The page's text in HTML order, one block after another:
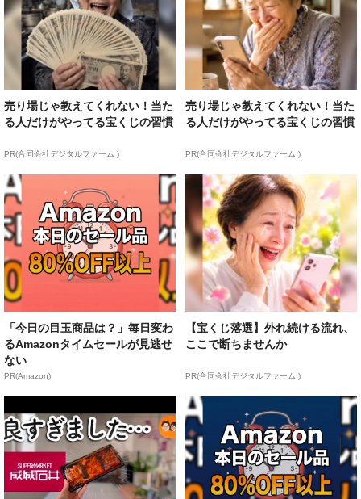
売り場じゃ教えてくれない！当た
る人だけがやってる宝くじの習慣
PR(合同会社デジタルファーム )
売り場じゃ教えてくれない！当た
る人だけがやってる宝くじの習慣
PR(合同会社デジタルファーム )
「今日の目玉商品は？」毎日変わ
るAmazonタイムセールが見逃せ
ない
PR(Amazon)
【宝くじ落選】外れ続ける流れ、
ここで断ちませんか
PR(合同会社デジタルファーム )